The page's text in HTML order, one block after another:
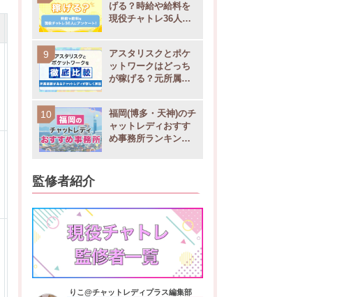
店舗一覧 支払い
・北千住店
・日払い
・月払い
・北千住店
・翌月10日
・北千住店
・日払い
・週払い
・月払い
げる？時給や給料を
現役チャトレ36人に
アスタリスクとポケ
ットワークはどっち
が稼げる？元所属チ
福岡(博多・天神)のチ
ャットレディおすす
め事務所ランキング9
監修者紹介
りこ@チャットレディプラス編集部